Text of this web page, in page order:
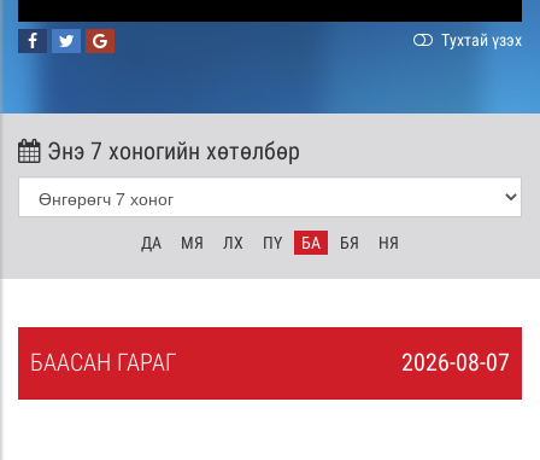
Тухтай үзэх
Энэ 7 хоногийн хөтөлбөр
ДА МЯ ЛХ ПҮ БА БЯ НЯ
2026-08-07
БААСАН ГАРАГ